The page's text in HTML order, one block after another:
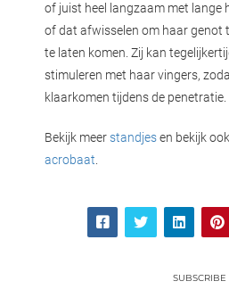
of juist heel langzaam met lange
of dat afwisselen om haar genot
te laten komen. Zij kan
stimuleren met haar vingers,
klaarkomen tijdens de penetratie.
Bekijk meerstandjesen bekijk
acrobaat.
SUBSCRIBE